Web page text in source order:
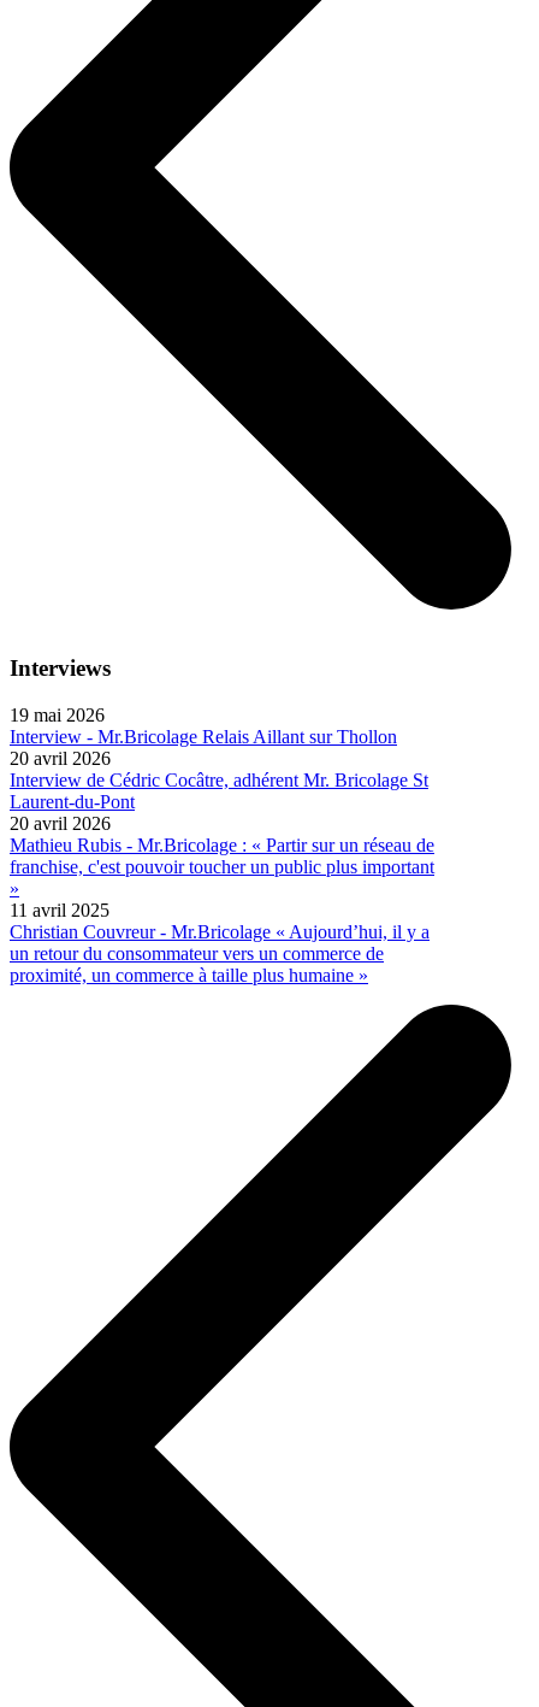
Interviews
19 mai 2026
Interview - Mr.Bricolage Relais Aillant sur Thollon
20 avril 2026
Interview de Cédric Cocâtre, adhérent Mr. Bricolage St
Laurent-du-Pont
20 avril 2026
Mathieu Rubis - Mr.Bricolage : « Partir sur un réseau de
franchise, c'est pouvoir toucher un public plus important
»
11 avril 2025
Christian Couvreur - Mr.Bricolage « Aujourd’hui, il y a
un retour du consommateur vers un commerce de
proximité, un commerce à taille plus humaine »